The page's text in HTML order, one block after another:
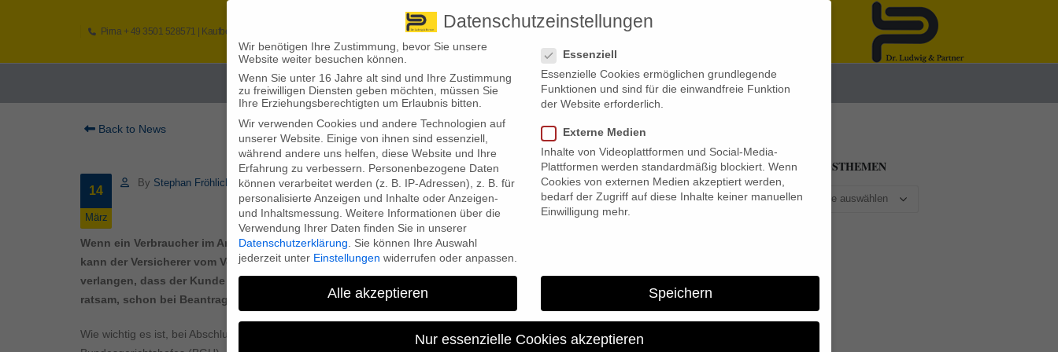
Pirna+ 49 3501 528571 | Kaufbeuren So finden Sie unsStandorte
Home Wir bieten Leistungsübersicht Über uns Standorte News
Back to News
14
März
By Stephan Fröhlich
Wenn ein Verbraucher im Antrag für eine Berufsunfähigkeitsversicherung falsche oder unvollständige Angaben macht,
kann der Versicherer vom Vertrag zurücktreten und muss keine Rente zahlen. Dabei kann die Versicherung sogar
verlangen, dass der Kunde seine Ärzte im bestimmten Umfang von der Schweigepflicht entbindet. Deshalb ist es
ratsam, schon bei Beantragung einer BU-Police einen Versicherungsexperten hinzuzuziehen.
Wie wichtig es ist, bei Abschluss einer Berufsunfähigkeitsversicherung korrekte Angaben zu machen, zeigt erneut ein Urteil des
BEITRAGSTHEMEN
Datenschutzeinstellungen
Wir benötigen Ihre Zustimmung, bevor Sie unsere
Website weiter besuchen können.
Wenn Sie unter 16 Jahre alt sind und Ihre Zustimmung
zu freiwilligen Diensten geben möchten, müssen Sie
Ihre Erziehungsberechtigten um Erlaubnis bitten.
Wir verwenden Cookies und andere Technologien auf
unserer Website. Einige von ihnen sind essenziell,
während andere uns helfen, diese Website und Ihre
Erfahrung zu verbessern.
Personenbezogene Daten
können verarbeitet werden (z. B. IP-Adressen), z. B. für
personalisierte Anzeigen und Inhalte oder Anzeigen-
und Inhaltsmessung. Weitere Informationen über die
Verwendung Ihrer Daten finden Sie in unserer
Datenschutzerklärung
Sie können Ihre Auswahl
jederzeit unter Einstellungen widerrufen oder anpassen.
Essenziell
Essenzielle Cookies ermöglichen grundlegende
Funktionen und sind für die einwandfreie Funktion
der Website erforderlich.
Externe Medien
Inhalte von Videoplattformen und Social-Media-
Plattformen werden standardmäßig blockiert. Wenn
Cookies von externen Medien akzeptiert werden,
bedarf der Zugriff auf diese Inhalte keiner manuellen
Einwilligung mehr.
Alle akzeptieren Speichern
Nur essenzielle Cookies akzeptieren